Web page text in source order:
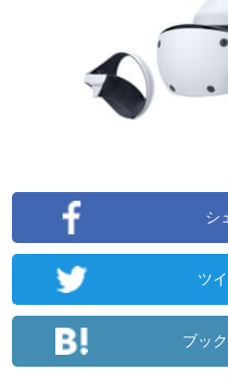
シ
ツ
ブッ